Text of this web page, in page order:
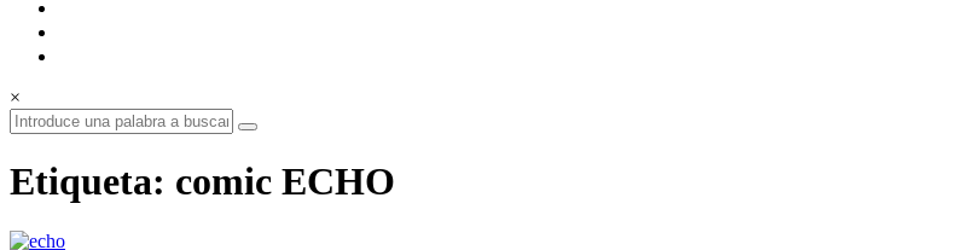
coleccionistas.
×
Etiqueta: comic ECHO